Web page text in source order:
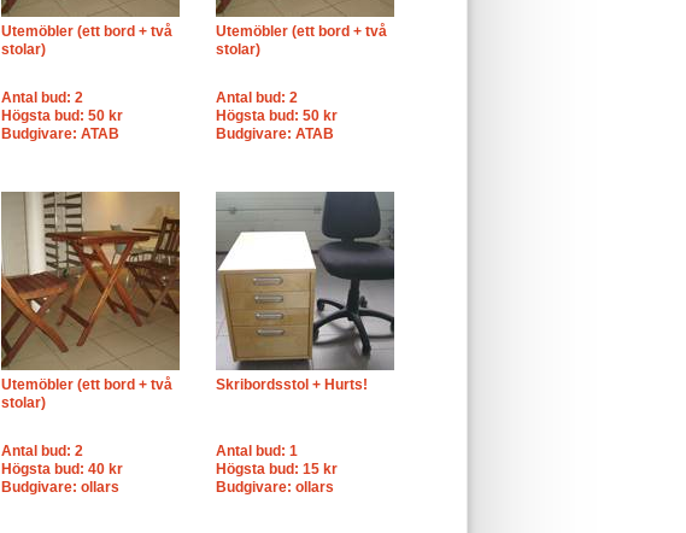
Utemöbler (ett bord + två
stolar)
Antal bud: 2
Högsta bud: 50 kr
Budgivare: ATAB
Utemöbler (ett bord + två
stolar)
Antal bud: 2
Högsta bud: 50 kr
Budgivare: ATAB
Utemöbler (ett bord + två
stolar)
Antal bud: 2
Högsta bud: 40 kr
Budgivare: ollars
Skribordsstol + Hurts!
Antal bud: 1
Högsta bud: 15 kr
Budgivare: ollars